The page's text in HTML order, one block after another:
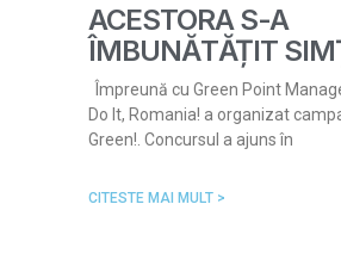
ACESTORA S-A
ÎMBUNĂTĂȚIT
Împreună cu Green Point
Do It, Romania! a organizat
Green!. Concursul a ajuns în
CITESTE MAI MULT >